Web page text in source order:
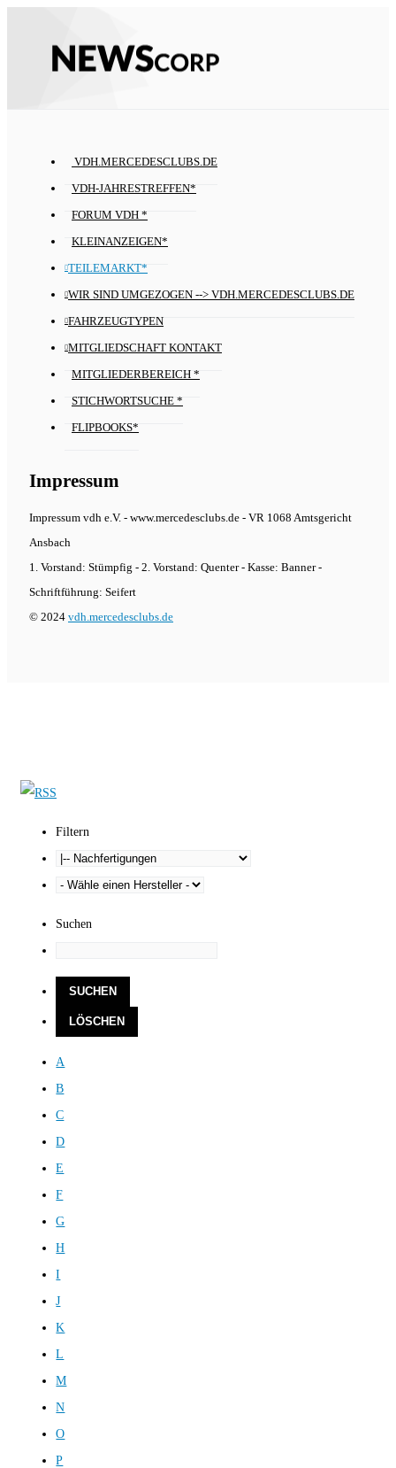
VDH.MERCEDESCLUBS.DE
VDH-JAHRESTREFFEN*
FORUM VDH *
KLEINANZEIGEN*
TEILEMARKT*
WIR SIND UMGEZOGEN --> VDH.MERCEDESCLUBS.DE
FAHRZEUGTYPEN
MITGLIEDSCHAFT KONTAKT
MITGLIEDERBEREICH *
STICHWORTSUCHE *
FLIPBOOKS*
Impressum
Impressum vdh e.V. - www.mercedesclubs.de - VR 1068 Amtsgericht
Ansbach
1. Vorstand: Stümpfig - 2. Vorstand: Quenter - Kasse: Banner -
Schriftführung: Seifert
© 2024 vdh.mercedesclubs.de
Filtern
Suchen
A
B
C
D
E
F
G
H
I
J
K
L
M
N
O
P